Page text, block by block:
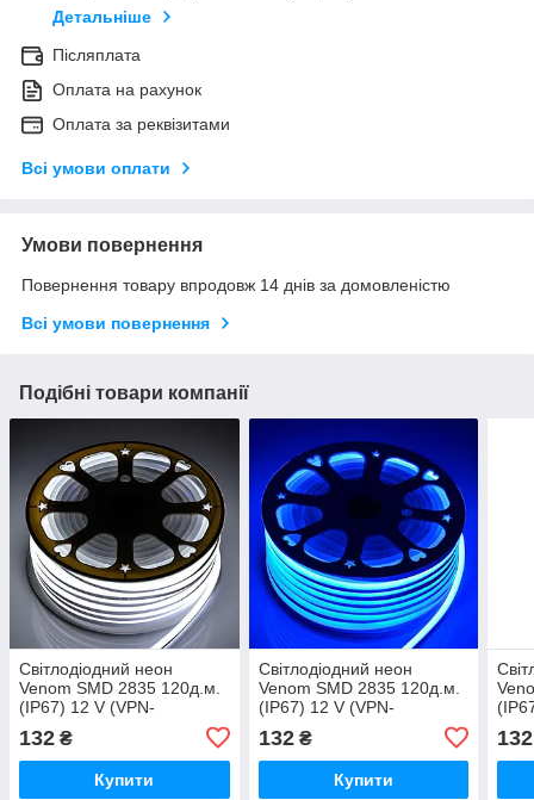
Детальніше
Післяплата
Оплата на рахунок
Оплата за реквізитами
Всі умови оплати
Умови повернення
Повернення товару впродовж 14 днів за домовленістю
Всі умови повернення
Подібні товари компанії
Світлодіодний неон
Venom SMD 2835 120д.м.
(IP67) 12 V (VPN-
283512012-W) білий Білий
132 ₴
Купити
Світлодіодний неон
Venom SMD 2835 120д.м.
(IP67) 12 V (VPN-
132₴
Купити
132